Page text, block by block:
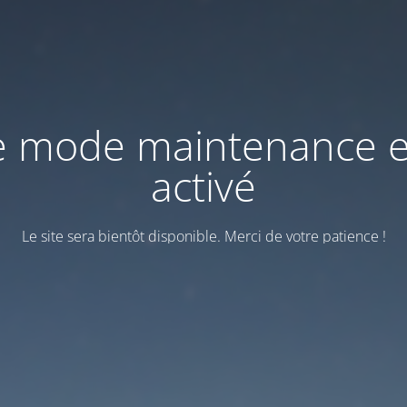
mode maintenance
activé
Le site sera bientôt disponible. Merci de votre patience !